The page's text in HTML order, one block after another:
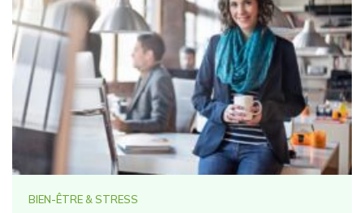
BIEN-ÊTRE & STRESS